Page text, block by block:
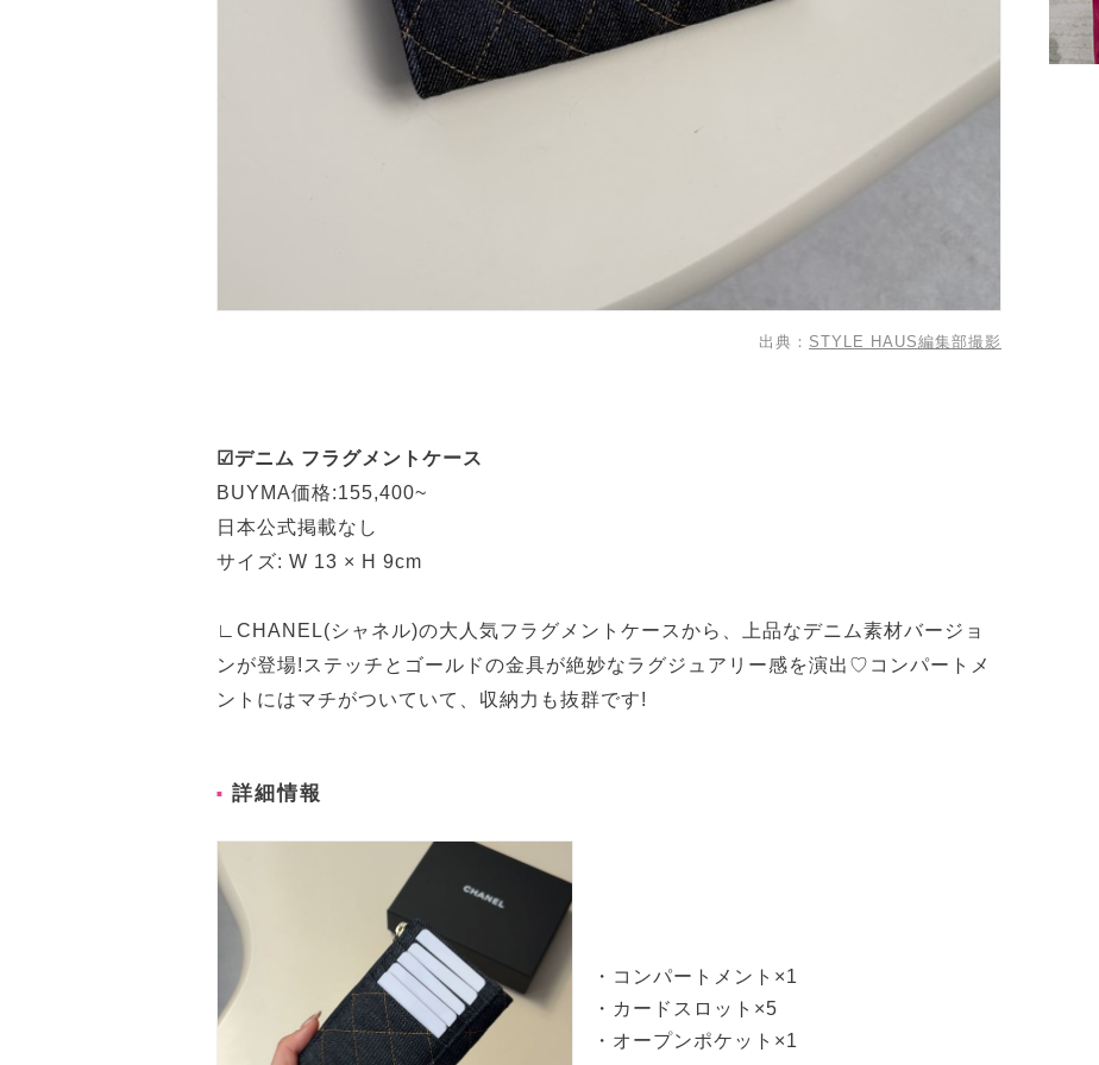
出典： STYLE HAUS編集部撮影
☑デニム フラグメントケース
BUYMA価格:155,400~
日本公式掲載なし
サイズ: W 13 × H 9cm
∟CHANEL(シャネル)の大人気フラグメントケースから、上品なデニム素材バージョ
ンが登場!ステッチとゴールドの金具が絶妙なラグジュアリー感を演出♡コンパートメ
ントにはマチがついていて、収納力も抜群です!
詳細情報
・コンパートメント×1
・カードスロット×5
・オープンポケット×1